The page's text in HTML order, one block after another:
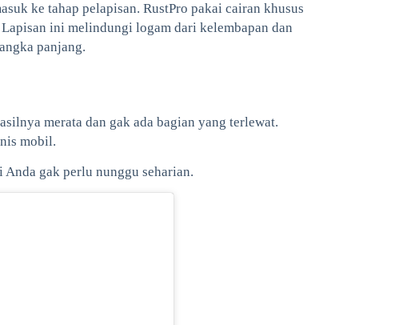
ke tahap pelapisan. RustPro pakai cairan khusus
ini melindungi logam dari kelembapan dan
panjang.
merata dan gak ada bagian yang terlewat.
mobil.
gak perlu nunggu seharian.